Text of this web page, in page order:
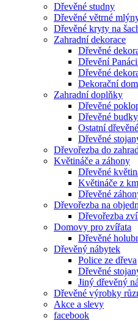
Dřevěné studny
Dřevěné větrné
Dřevěné kryty na
Zahradní dekorace
Dřevěné
Dřevění
Dřevěné
Dekorační
Zahradní doplňky
Dřevěné
Dřevěné
Ostatní
Dřevěné
Dřevořezba do
Květináče a záhony
Dřevěné
Květináče z
Dřevěné
Dřevořezba na
Dřevořezba
Domovy pro zvířata
Dřevěné
Dřevěný nábytek
Police ze dřeva
Dřevěné
Jiný dřevěný
Dřevěné výrobky
Akce a slevy
facebook